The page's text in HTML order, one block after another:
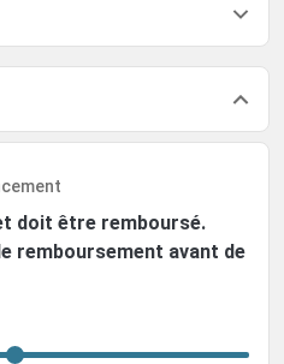
doit être remboursé.
remboursement avant de